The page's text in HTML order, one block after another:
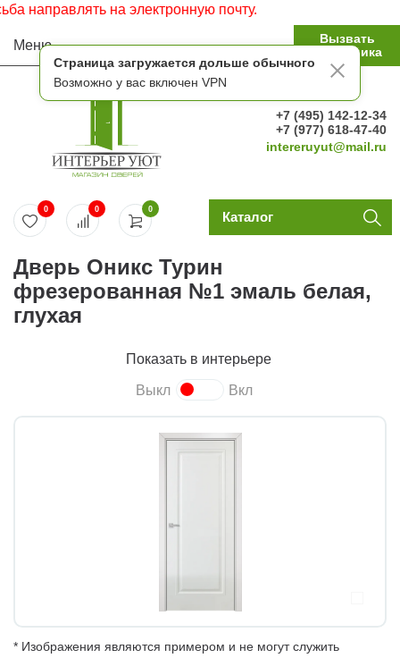
Страница загружается дольше обычного
Возможно у вас включен VPN
на электронную почту.
Меню
Вызвать
замерщика
+7 (495) 142-12-34
+7 (977) 618-47-40
intereruyut@mail.ru
0
0 0 Каталог
Дверь Оникс Турин
фрезерованная №1 эмаль белая,
глухая
Показать в интерьере
Выкл Вкл
* Изображения являются примером и не могут служить